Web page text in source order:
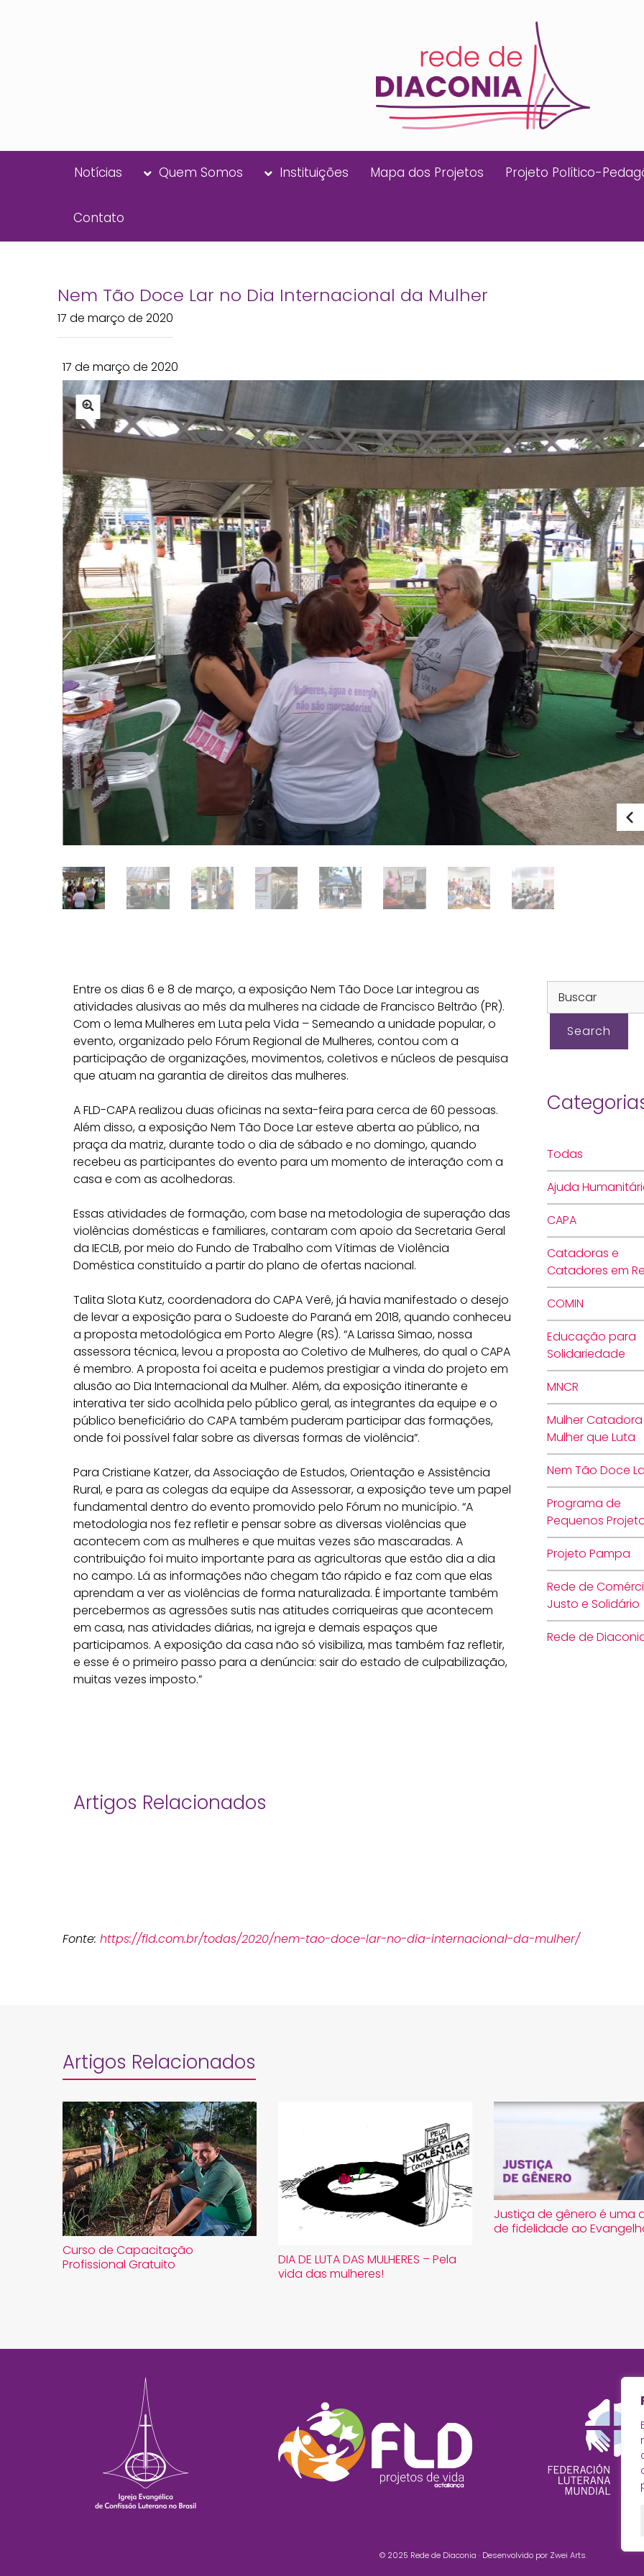
Notícias Quem Somos Instituições Mapa dos Projetos Projeto Político-
Contato
Nem Tão Doce Lar no Dia Internacional da Mulher
17 de março de 2020
17 de março de 2020
Entre os dias 6 e 8 de março, a exposição Nem Tão Doce Lar integrou as
atividades alusivas ao mês da mulheres na cidade de Francisco Beltrão (PR).
Com o lema Mulheres em Luta pela Vida – Semeando a unidade popular, o
evento, organizado pelo Fórum Regional de Mulheres, contou com a
participação de organizações, movimentos, coletivos e núcleos de pesquisa
que atuam na garantia de direitos das mulheres.
A FLD-CAPA realizou duas oficinas na sexta-feira para cerca de 60 pessoas.
Além disso, a exposição Nem Tão Doce Lar esteve aberta ao público, na
praça da matriz, durante todo o dia de sábado e no domingo, quando
recebeu as participantes do evento para um momento de interação com a
casa e com as acolhedoras.
Essas atividades de formação, com base na metodologia de superação das
violências domésticas e familiares, contaram com apoio da Secretaria Geral
da IECLB, por meio do Fundo de Trabalho com Vítimas de Violência
Doméstica constituído a partir do plano de ofertas nacional.
Talita Slota Kutz, coordenadora do CAPA Verê, já havia manifestado o desejo
de levar a exposição para o Sudoeste do Paraná em 2018, quando conheceu
a proposta metodológica em Porto Alegre (RS). “A Larissa Simao, nossa
assessora técnica, levou a proposta ao Coletivo de Mulheres, do qual o CAPA
é membro. A proposta foi aceita e pudemos prestigiar a vinda do projeto em
alusão ao Dia Internacional da Mulher. Além, da exposição itinerante e
interativa ter sido acolhida pelo público geral, as integrantes da equipe e o
público beneficiário do CAPA também puderam participar das formações,
onde foi possível falar sobre as diversas formas de violência”.
Para Cristiane Katzer, da Associação de Estudos, Orientação e Assistência
Rural, e para as colegas da equipe da Assessorar, a exposição teve um papel
fundamental dentro do evento promovido pelo Fórum no município. “A
metodologia nos fez refletir e pensar sobre as diversas violências que
acontecem com as mulheres e que muitas vezes são mascaradas. A
contribuição foi muito importante para as agricultoras que estão dia a dia
no campo. Lá as informações não chegam tão rápido e faz com que elas
aprendam a ver as violências de forma naturalizada. É importante também
percebermos as agressões sutis nas atitudes corriqueiras que acontecem
em casa, nas atividades diárias, na igreja e demais espaços que
participamos. A exposição da casa não só visibiliza, mas também faz refletir,
e esse é o primeiro passo para a denúncia: sair do estado de culpabilização,
muitas vezes imposto.”
Todas
Ajuda
CAPA
Catadoras e
Catadores em
COMIN
Educação para
Solidariedade
MNCR
Mulher
Mulher que Luta
Nem Tão Doce
Programa de
Pequenos
Projeto Pampa
Rede de
Justo e Solidário
Rede de
Artigos Relacionados
Fonte: https://fld.com.br/todas/2020/nem-tao-doce-lar-no-dia-internacional-da-mulher/
Artigos Relacionados
Curso de Capacitação
Profissional Gratuito
DIA DE LUTA DAS MULHERES – Pela
vida das mulheres!
Justiça de gênero é uma
de fidelidade ao
© 2025 Rede de Diaconia · Desenvolvido por Zwei Arts.